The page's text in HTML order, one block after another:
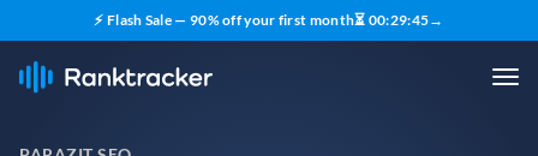
⚡ Flash Sale — 90% off your first month⏳ 00:29:44→